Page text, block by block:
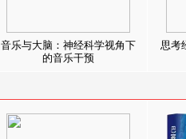
音乐与大脑：神经科学视角下
的音乐干预
思考